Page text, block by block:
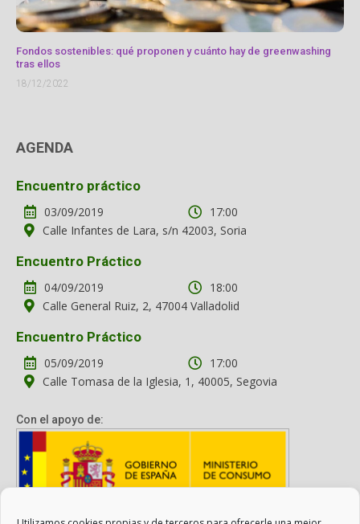
Fondos sostenibles: qué proponen y cuánto hay de greenwashing
tras ellos
18/12/2022
AGENDA
Encuentro práctico
03/09/2019
17:00
Calle Infantes de Lara, s/n 42003, Soria
Encuentro Práctico
04/09/2019
18:00
Calle General Ruiz, 2, 47004 Valladolid
Encuentro Práctico
05/09/2019
17:00
Calle Tomasa de la Iglesia, 1, 40005, Segovia
Con el apoyo de: